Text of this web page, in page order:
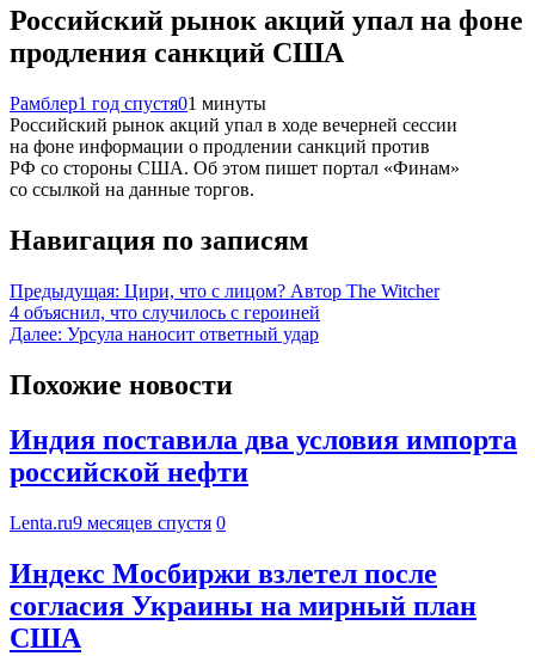
Российский рынок акций упал на фоне
продления санкций США
Рамблер1 год спустя01 минуты
Российский рынок акций упал в ходе вечерней сессии
на фоне информации о продлении санкций против
РФ со стороны США. Об этом пишет портал «Финам»
со ссылкой на данные торгов.
Навигация по записям
Предыдущая: Цири, что с лицом? Автор The Witcher
4 объяснил, что случилось с героиней
Далее: Урсула наносит ответный удар
Похожие новости
Индия поставила два условия импорта
российской нефти
Lenta.ru9 месяцев спустя 0
Индекс Мосбиржи взлетел после
согласия Украины на мирный план
США